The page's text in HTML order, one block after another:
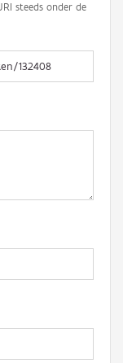
steeds onder de